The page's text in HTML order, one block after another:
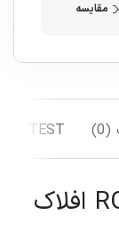
مقایسه
TEST
کابل کواکسیال ترکیبی RG59 افلاک